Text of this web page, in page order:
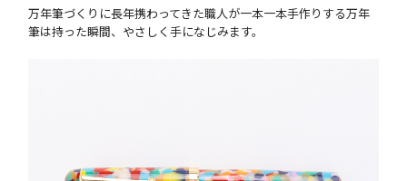
万年筆づくりに長年携わってきた職人が一本一本手作りする万年
筆は持った瞬間、やさしく手になじみます。